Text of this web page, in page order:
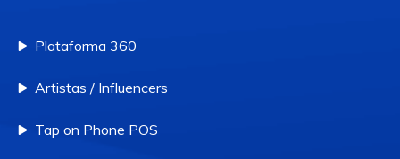
Plataforma 360
Artistas / Influencers
Tap on Phone POS